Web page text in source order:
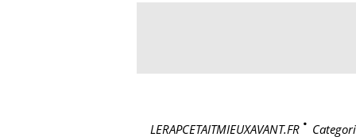
LERAPCETAITMIEUXAVANT.FR >